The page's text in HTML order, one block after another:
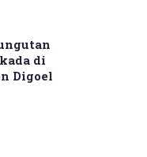
di
Digoel